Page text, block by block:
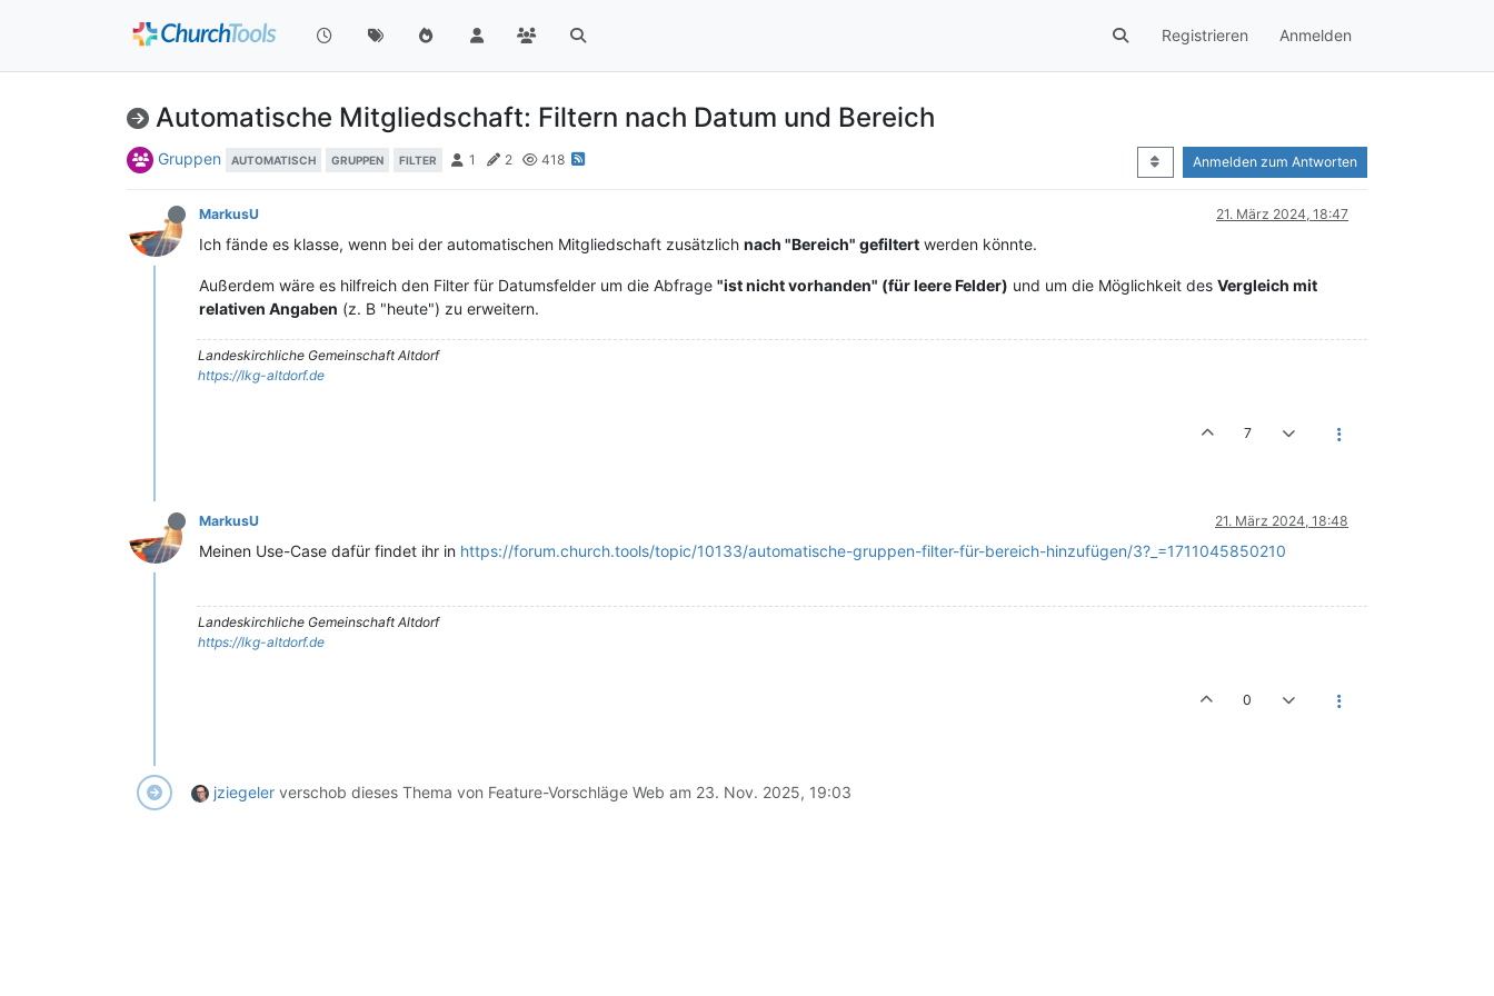
Registrieren Anmelden
Automatische Mitgliedschaft: Filtern nach Datum und Bereich
Gruppen AUTOMATISCH GRUPPEN FILTER 1 2 418 Anmelden zum Antworten
MarkusU 21. März 2024, 18:47
Ich fände es klasse, wenn bei der automatischen Mitgliedschaft zusätzlich nach "Bereich" gefiltert werden könnte.
Außerdem wäre es hilfreich den Filter für Datumsfelder um die Abfrage "ist nicht vorhanden" (für leere Felder) und um die Möglichkeit des Vergleich mit
relativen Angaben (z. B "heute") zu erweitern.
Landeskirchliche Gemeinschaft Altdorf
https://lkg-altdorf.de
7
MarkusU 21. März 2024, 18:48
Meinen Use-Case dafür findet ihr in https://forum.church.tools/topic/10133/automatische-gruppen-filter-für-bereich-hinzufügen/3?_=1711045850210
Landeskirchliche Gemeinschaft Altdorf
https://lkg-altdorf.de
0
jziegeler verschob dieses Thema von Feature-Vorschläge Web am 23. Nov. 2025, 19:03